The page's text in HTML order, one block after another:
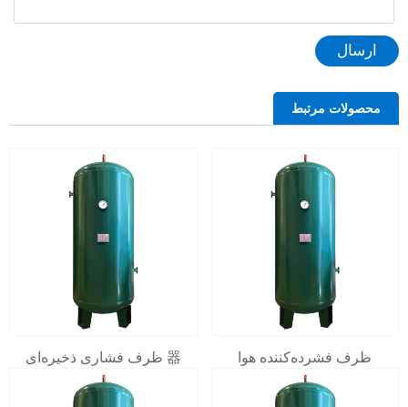
ارسال
محصولات مرتبط
器 ظرف فشاری ذخیره‌ای ظرف فشرده‌کننده هوا